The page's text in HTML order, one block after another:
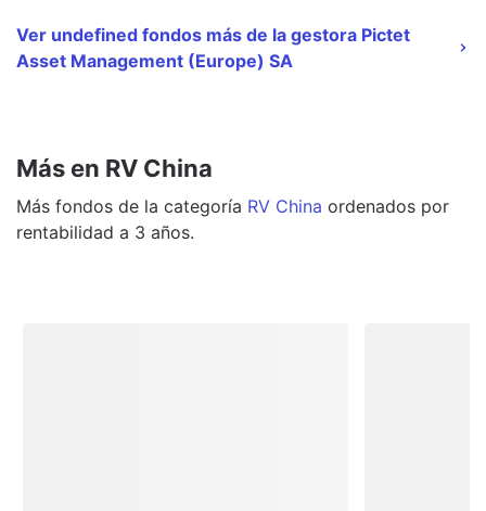
Ver undefined fondos más de la gestora Pictet
Asset Management (Europe) SA
Más en RV China
Más fondos de la categoría RV China ordenados por
rentabilidad a 3 años.